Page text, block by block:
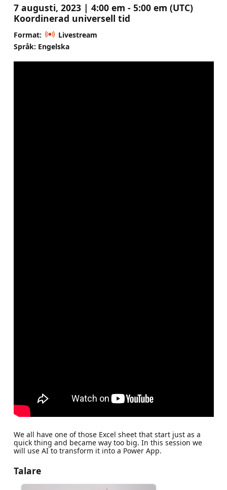
7 augusti, 2023 | 4:00 em - 5:00 em (UTC)
Koordinerad universell tid
Format:
Livestream
Språk: Engelska
We all have one of those Excel sheet that start just as a
quick thing and became way too big. In this session we
will use AI to transform it into a Power App.
Talare